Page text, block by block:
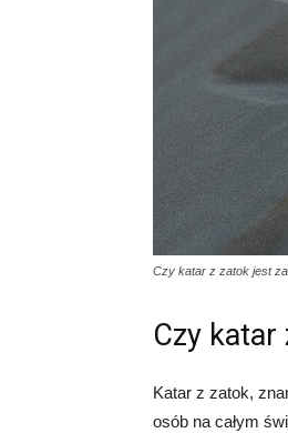
Czy katar z zatok jest
Czy katar
Katar z zatok,
osób na całym